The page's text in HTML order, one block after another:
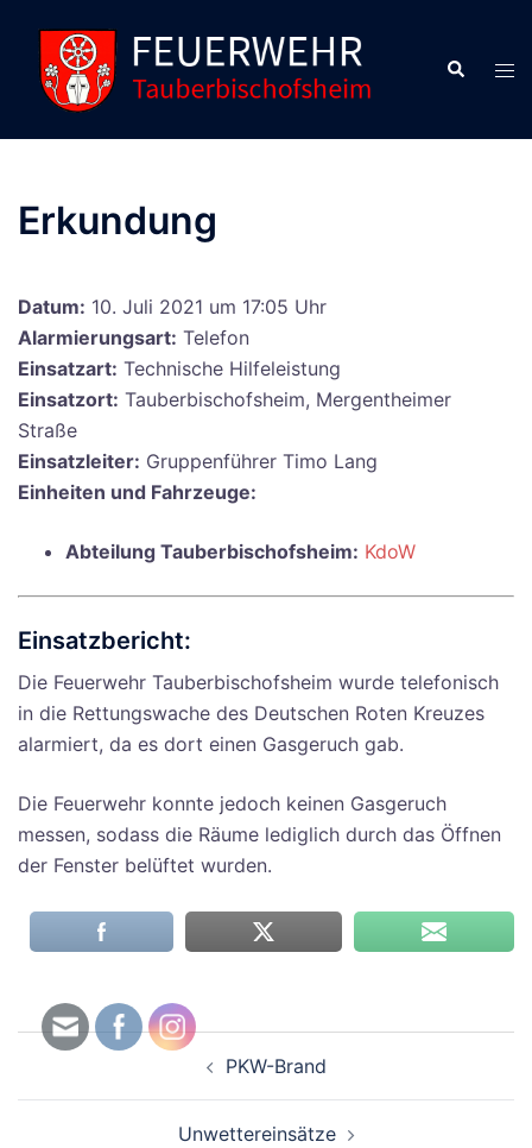
Inhalt
springen
Suche
Erkundung
Datum: 10. Juli 2021 um 17:05 Uhr
Alarmierungsart: Telefon
Einsatzart: Technische Hilfeleistung
Einsatzort: Tauberbischofsheim, Mergentheimer
Straße
Einsatzleiter: Gruppenführer Timo Lang
Einheiten und Fahrzeuge:
Abteilung Tauberbischofsheim: KdoW
Einsatzbericht:
Die Feuerwehr Tauberbischofsheim wurde telefonisch
in die Rettungswache des Deutschen Roten Kreuzes
alarmiert, da es dort einen Gasgeruch gab.
Die Feuerwehr konnte jedoch keinen Gasgeruch
messen, sodass die Räume lediglich durch das Öffnen
der Fenster belüftet wurden.
Beitragsnavigation
PKW-Brand
Unwettereinsätze